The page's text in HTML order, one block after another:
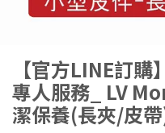
【官方LINE訂購】
專人服務_ LV
潔保養(長夾/皮